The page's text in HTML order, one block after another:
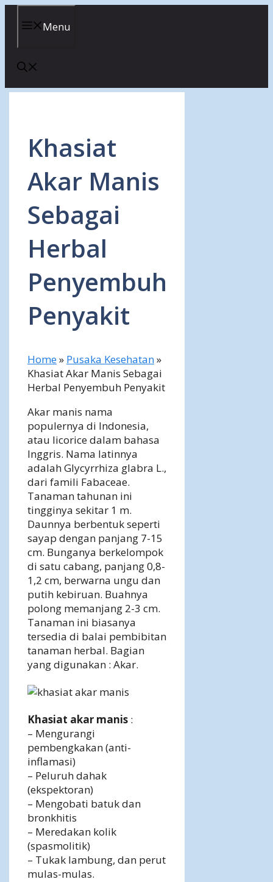
Menu
Khasiat
Akar Manis
Sebagai
Herbal
Penyembuh
Penyakit
Home» Pusaka Kesehatan»
Khasiat Akar Manis Sebagai
Herbal Penyembuh Penyakit
Akar manis nama
populernya di Indonesia,
atau licorice dalam bahasa
Inggris. Nama latinnya
adalah Glycyrrhiza glabra L.,
dari famili Fabaceae.
Tanaman tahunan ini
tingginya sekitar 1 m.
Daunnya berbentuk seperti
sayap dengan panjang 7-15
cm. Bunganya berkelompok
di satu cabang, panjang 0,8-
1,2 cm, berwarna ungu dan
putih kebiruan. Buahnya
polong memanjang 2-3 cm.
Tanaman ini biasanya
tersedia di balai pembibitan
tanaman herbal. Bagian
yang digunakan : Akar.
Khasiat akar manis :
– Mengurangi
pembengkakan (anti-
inflamasi)
– Peluruh dahak
(ekspektoran)
– Mengobati batuk dan
bronkhitis
– Meredakan kolik
(spasmolitik)
– Tukak lambung, dan perut
mulas-mulas.